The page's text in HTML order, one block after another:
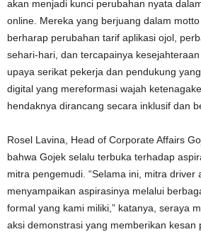
akan menjadi kunci perubahan nyata
online. Mereka yang berjuang dalam
berharap perubahan tarif aplikasi ojol,
sehari-hari, dan tercapainya
upaya serikat pekerja dan pendukung
digital yang mereformasi wajah
hendaknya dirancang secara inklusif dan
Rosel Lavina, Head of Corporate Affairs
bahwa Gojek selalu terbuka terhadap
mitra pengemudi. “Selama ini, mitra driver
menyampaikan aspirasinya melalui
formal yang kami miliki,” katanya, seraya
aksi demonstrasi yang memberikan kesan